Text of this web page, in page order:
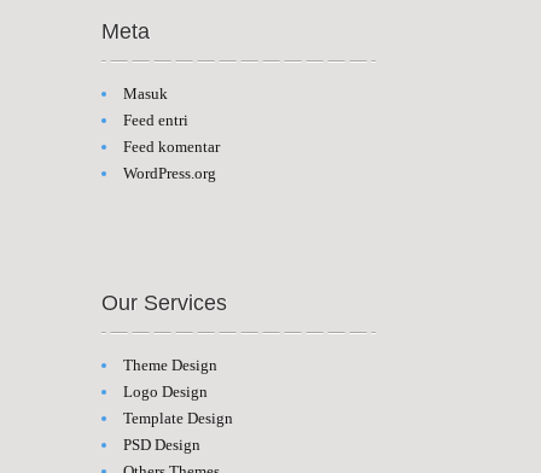
Meta
Masuk
Feed entri
Feed komentar
WordPress.org
Our Services
Theme Design
Logo Design
Template Design
PSD Design